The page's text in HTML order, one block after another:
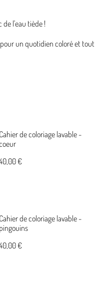
de l'eau tiède !
un quotidien coloré et tout
Cahier de coloriage lavable -
€
Cahier de coloriage lavable -
pingouins
€